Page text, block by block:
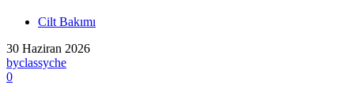
Cilt Bakımı
30 Haziran 2026
byclassyche
0